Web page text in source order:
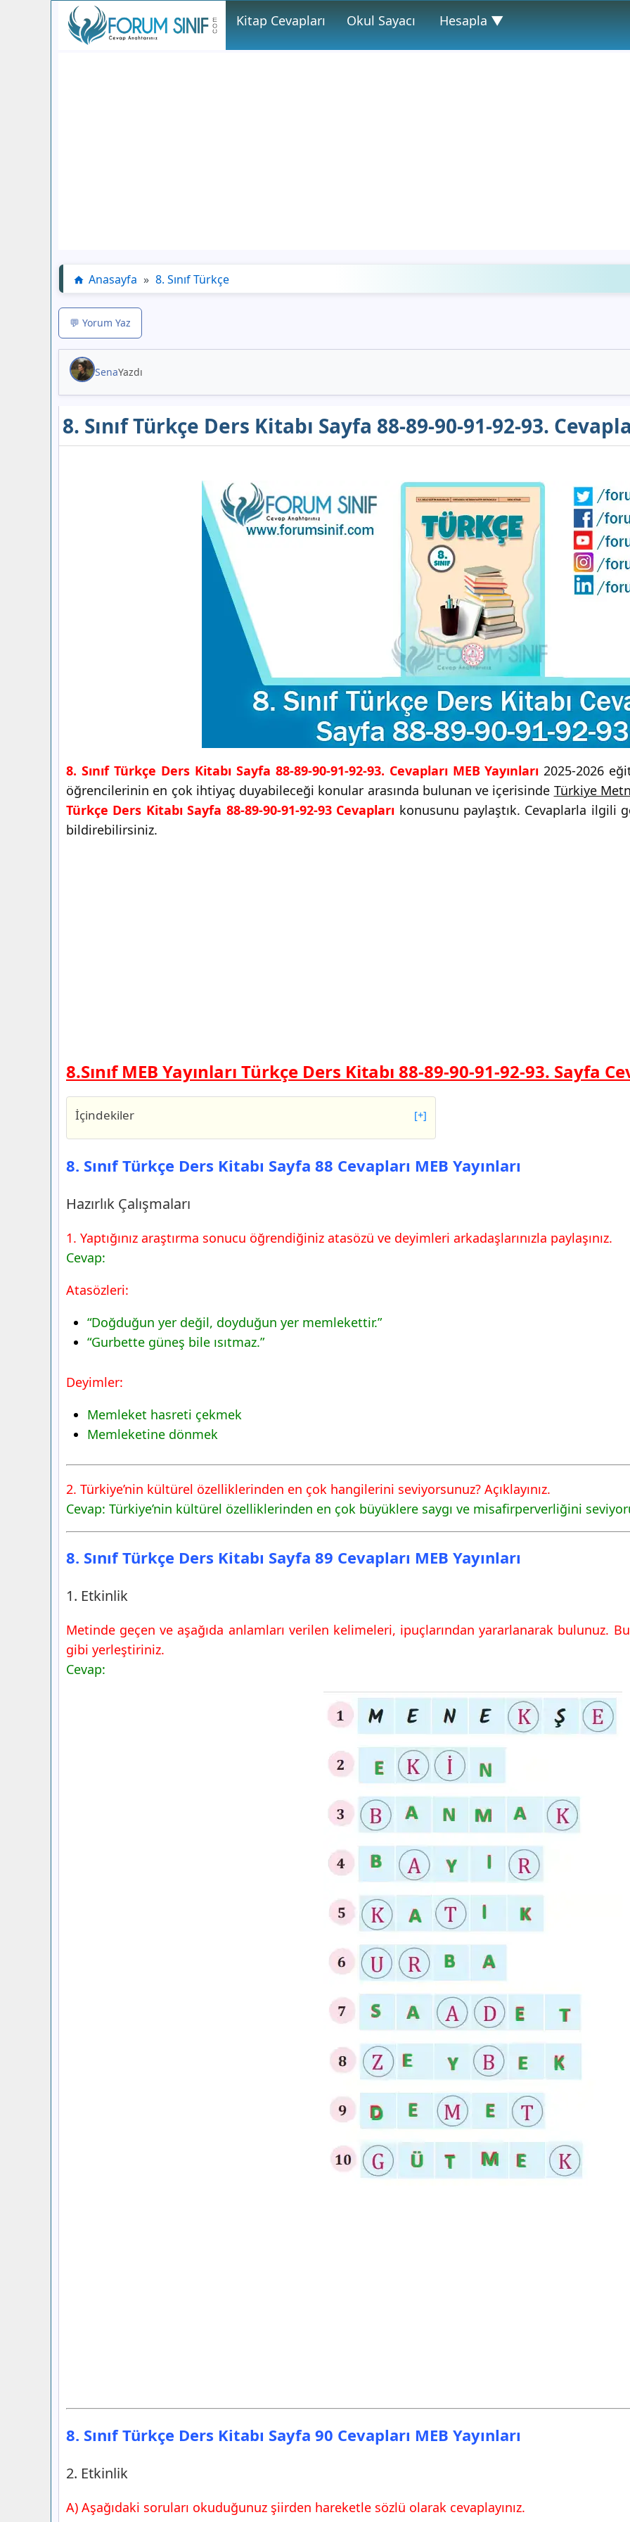
Kitap Cevapları Okul Sayacı Hesapla ▼
Anasayfa » 8. Sınıf Türkçe
💬 Yorum Yaz
SenaYazdı
8. Sınıf Türkçe Ders Kitabı Sayfa 88-89-90-91-92-93.
8. Sınıf Türkçe Ders Kitabı Sayfa 88-89-90-91-92-93. Cevapları MEB Yayınları 2025-2026
öğrencilerinin en çok ihtiyaç duyabileceği konular arasında bulunan ve içerisinde Türkiye
Türkçe Ders Kitabı Sayfa 88-89-90-91-92-93 Cevapları konusunu paylaştık. Cevaplarla ilgili
bildirebilirsiniz.
8.Sınıf MEB Yayınları Türkçe Ders Kitabı 88-89-90-91-92-93. Sayfa
İçindekiler [+]
8. Sınıf Türkçe Ders Kitabı Sayfa 88 Cevapları MEB Yayınları
Hazırlık Çalışmaları
8. Sınıf Türkçe Ders Kitabı Sayfa 89 Cevapları MEB Yayınları
1. Etkinlik
2. Etkinlik
4. Etkinlik
8. Sınıf Türkçe Ders Kitabı Sayfa 92 Cevapları MEB Yayınları
8. Sınıf Türkçe Ders Kitabı Sayfa 93 Cevapları MEB Yayınları
6. Etkinlik
8. Sınıf Türkçe Ders Kitabı Sayfa 88 Cevapları MEB Yayınları
Hazırlık Çalışmaları
1. Yaptığınız araştırma sonucu öğrendiğiniz atasözü ve deyimleri arkadaşlarınızla paylaşınız.
Cevap:
Atasözleri:
“Doğduğun yer değil, doyduğun yer memlekettir.”
“Gurbette güneş bile ısıtmaz.”
Deyimler:
Memleket hasreti çekmek
Memleketine dönmek
2. Türkiye’nin kültürel özelliklerinden en çok hangilerini seviyorsunuz? Açıklayınız.
Cevap: Türkiye’nin kültürel özelliklerinden en çok büyüklere saygı ve misafirperverliğini
8. Sınıf Türkçe Ders Kitabı Sayfa 89 Cevapları MEB Yayınları
1. Etkinlik
Metinde geçen ve aşağıda anlamları verilen kelimeleri, ipuçlarından yararlanarak bulunuz.
gibi yerleştiriniz.
Cevap:
8. Sınıf Türkçe Ders Kitabı Sayfa 90 Cevapları MEB Yayınları
2. Etkinlik
A) Aşağıdaki soruları okuduğunuz şiirden hareketle sözlü olarak cevaplayınız.